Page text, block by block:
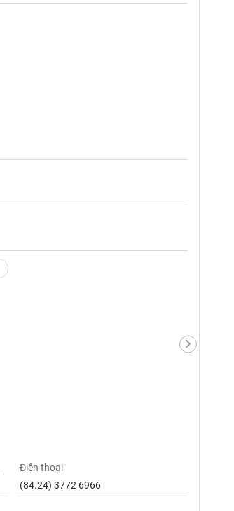
Điện thoại
(84.24) 3772 6966